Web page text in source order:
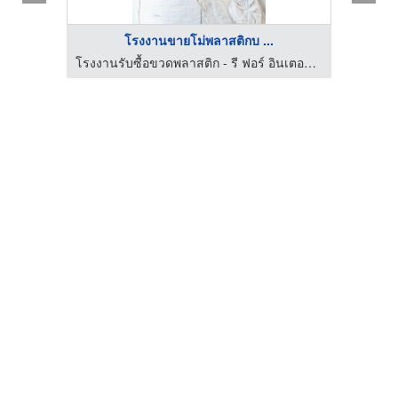
โรงงานขายโม่พลาสติกบ ...
โรงงานรับซื้อขวดพลาสติก - รี ฟอร์ อินเตอร์เนชั่นแนล